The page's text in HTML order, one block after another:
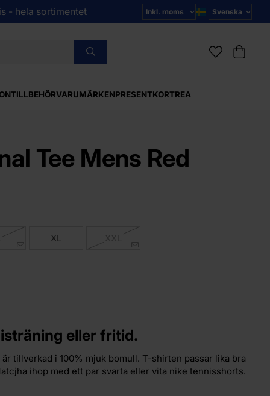
- hela sortimentet
TILLBEHÖRVARUMÄRKENPRESENTKORTREA
Tee Mens Red
XL
eller fritid.
tillverkad i 100% mjuk bomull. T-shirten passar lika bra
ihop med ett par svarta eller vita nike tennisshorts.